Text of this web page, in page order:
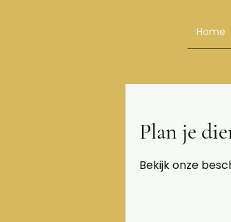
Home
Plan je
Bekijk onze